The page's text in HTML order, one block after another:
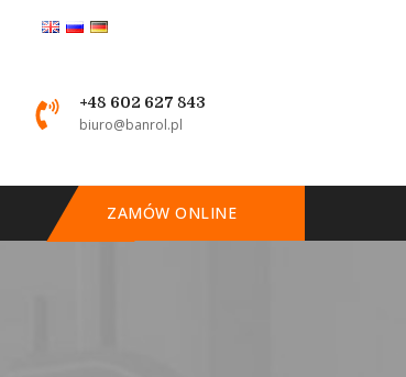
+48 602 627 843
biuro@banrol.pl
ZAMÓW ONLINE